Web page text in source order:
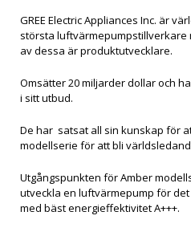
GREE Electric Appliances Inc. är
största luftvärmepumpstillverkare
av dessa är produktutvecklare.
Omsätter 20 miljarder dollar och
i sitt utbud.
De har satsat all sin kunskap för
modellserie för att bli
Utgångspunkten för Amber
utveckla en luftvärmepump för
med bäst energieffektivitet A+++.